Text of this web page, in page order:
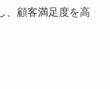
、顧客満足度を高